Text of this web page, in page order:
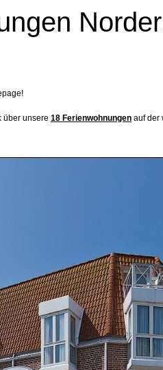
über unsere 18 Ferienwohnungen auf der